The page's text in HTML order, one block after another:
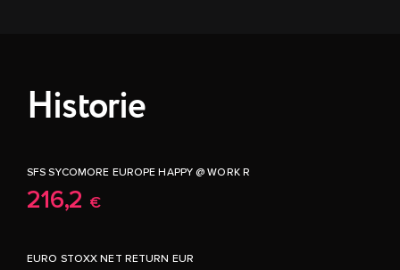
Historie
SFS SYCOMORE EUROPE HAPPY @ WORK R
216,2 €
EURO STOXX NET RETURN EUR